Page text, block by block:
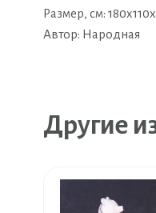
Размер, см:
Автор: Народная
Другие